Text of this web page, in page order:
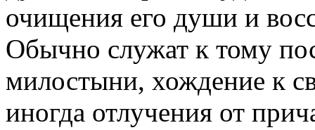
очищения его души и
Обычно служат к тому
милостыни, хождение к
иногда отлучения от